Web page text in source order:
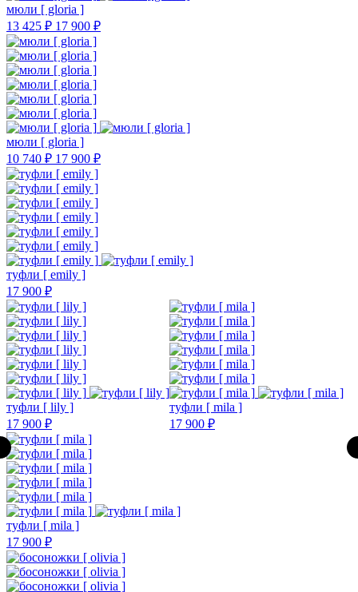
мюли [ gloria ]
13 425 ₽ 17 900 ₽
мюли [ gloria ]
10 740 ₽ 17 900 ₽
туфли [ emily ]
17 900 ₽
туфли [ lily ]
17 900 ₽
туфли [ mila ]
17 900 ₽
туфли [ mila ]
17 900 ₽